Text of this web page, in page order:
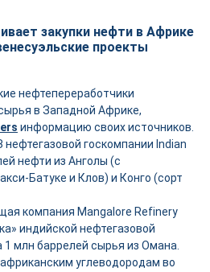
закупки нефти в Африке
проекты
нефтепереработчики
в Западной Африке,
информацию своих источников.
госкомпании Indian
нефти из Анголы (с
Батуке и Клов) и Конго (сорт
компания Mangalore Refinery
индийской нефтегазовой
1 млн баррелей сырья из Омана.
углеводородам во